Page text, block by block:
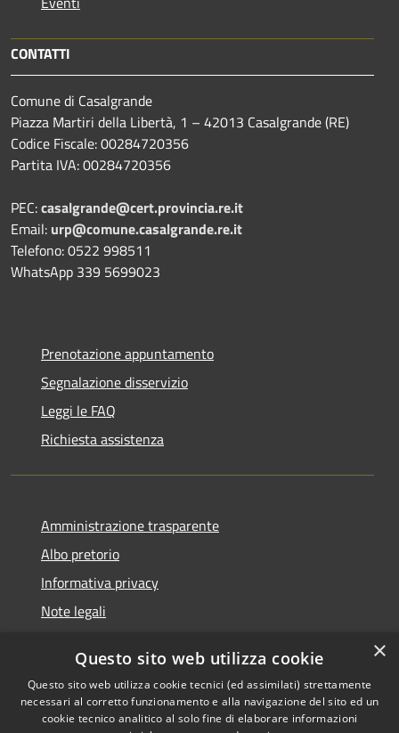
CONTATTI
Comune di Casalgrande
Piazza Martiri della Libertà, 1 – 42013 Casalgrande (RE)
Codice Fiscale: 00284720356
Partita IVA: 00284720356
PEC:casalgrande@cert.provincia.re.it
Email: urp@comune.casalgrande.re.it
Telefono: 0522 998511
WhatsApp 339 5699023
Prenotazione appuntamento
Segnalazione disservizio
Leggi le FAQ
Richiesta assistenza
Amministrazione trasparente
Albo pretorio
Informativa privacy
Note legali
Piano di miglioramento del sito
×
Questo sito web utilizza cookie
Questo sito web utilizza cookie tecnici (ed assimilati) strettamente
necessari al corretto funzionamento e alla navigazione del sito ed un
cookie tecnico analitico al solo fine di elaborare informazioni